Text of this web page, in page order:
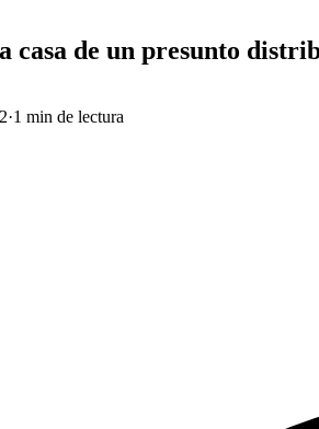
casa de un presunto
·1 min de lectura